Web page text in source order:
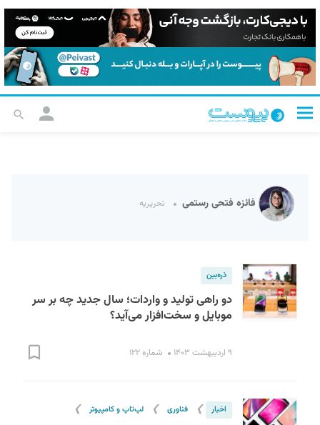
فائزه فتحی رستمی تحریریه
ذره‌بین
دو راهی تولید و واردات؛ سال جدید چه بر سر
موبایل و سخت‌افزار می‌آید؟
۹ اردیبهشت ۱۴۰۳ شماره ۱۲۲
اخبار ❯ فناوری ❯ لپ‌تاپ و کامپیوتر ❯